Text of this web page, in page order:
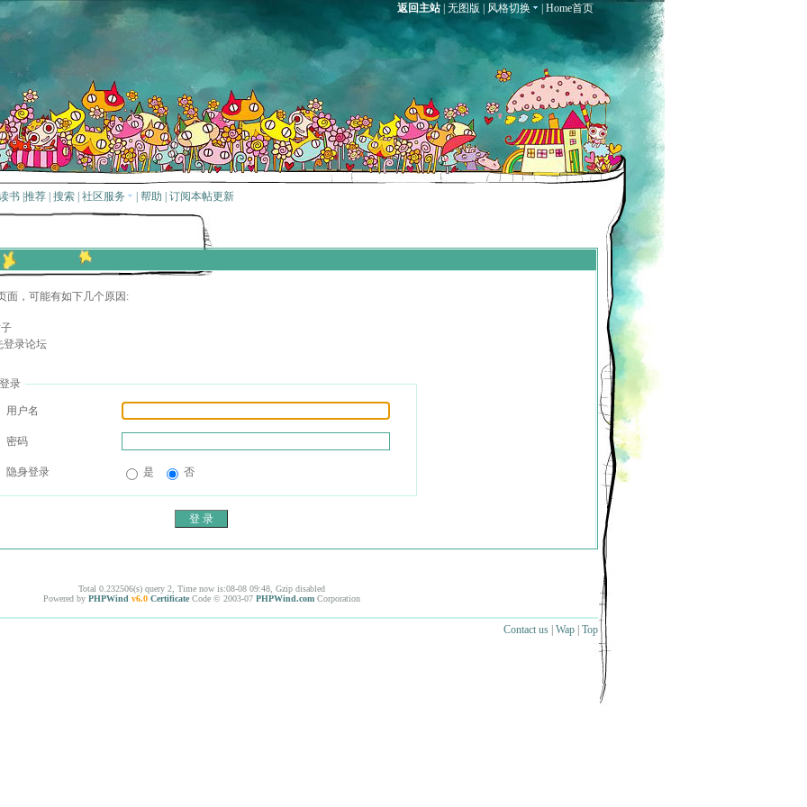
返回主站| 无图版 风格切换 Home首页
书 推荐 搜索 社区服务 帮助 订阅本帖更新
面，可能有如下几个原因:
登录论坛
登录
用户名
密码
隐身登录 是 否
Total 0.232506(s) query 2, Time now is:08-08 09:48, Gzip disabled
Powered by PHPWind v6.0 Certificate Code © 2003-07 PHPWind.com Corporation
Contact us | Wap | Top